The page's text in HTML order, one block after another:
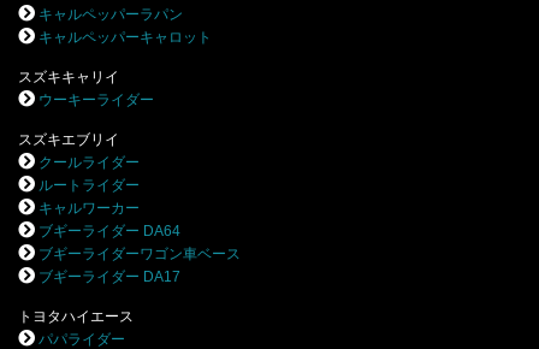
キャルペッパーラパン
キャルペッパーキャロット
スズキキャリイ
ウーキーライダー
スズキエブリイ
クールライダー
ルートライダー
キャルワーカー
ブギーライダー DA64
ブギーライダーワゴン車ベース
ブギーライダー DA17
トヨタハイエース
パパライダー